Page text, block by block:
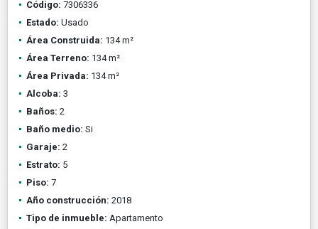
Código: 7306336
Estado: Usado
Área Construida: 134 m²
Área Terreno: 134 m²
Área Privada: 134 m²
Alcoba: 3
Baños: 2
Baño medio: Si
Garaje: 2
Estrato: 5
Piso: 7
Año construcción: 2018
Tipo de inmueble: Apartamento